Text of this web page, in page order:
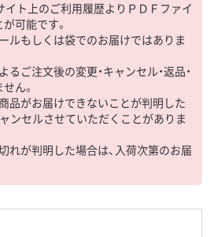
イト上のご利用履歴よりＰＤＦファイ
可能です。
ルもしくは袋でのお届けではありま
るご注文後の変更・キャンセル・返品・
ん。
品がお届けできないことが判明した
ンセルさせていただくことがありま
れが判明した場合は、入荷次第のお届